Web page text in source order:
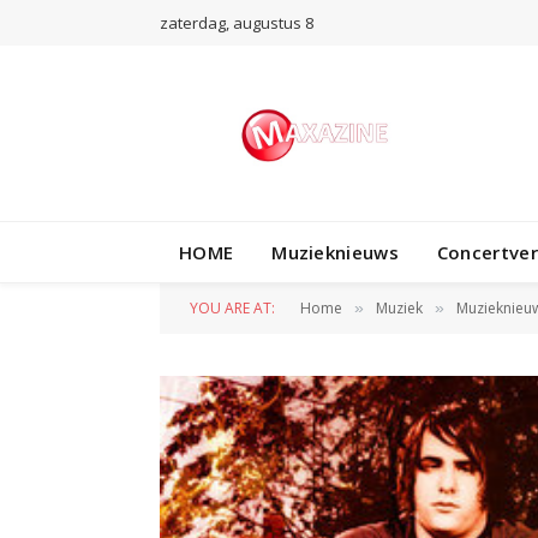
zaterdag, augustus 8
HOME Muzieknieuws
YOU ARE AT: Home » Muziek »